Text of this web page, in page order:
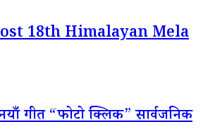
18th Himalayan Mela
गीत “फोटो क्लिक” सार्वजनिक